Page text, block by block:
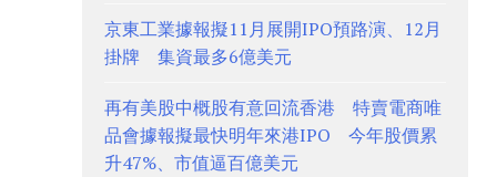
京東工業據報擬11月展開IPO預路演、12月
掛牌 集資最多6億美元
再有美股中概股有意回流香港 特賣電商唯
品會據報擬最快明年來港IPO 今年股價累
升47%、市值逼百億美元